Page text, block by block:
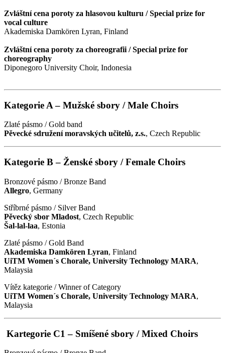
Zvláštní cena poroty za hlasovou kulturu / Special prize for
vocal culture
Akademiska Damkören Lyran, Finland
Zvláštní cena poroty za choreografii / Special prize for
choreography
Diponegoro University Choir, Indonesia
Kategorie A – Mužské sbory / Male Choirs
Zlaté pásmo / Gold band
Pěvecké sdružení moravských učitelů, z.s., Czech Republic
Kategorie B – Ženské sbory / Female Choirs
Bronzové pásmo / Bronze Band
Allegro, Germany
Stříbrné pásmo / Silver Band
Pěvecký sbor Mladost, Czech Republic
Šal-lal-laa, Estonia
Zlaté pásmo / Gold Band
Akademiska Damkören Lyran, Finland
UiTM Women´s Chorale, University Technology MARA,
Malaysia
Vítěz kategorie / Winner of Category
UiTM Women´s Chorale, University Technology MARA,
Malaysia
Kartegorie C1 – Smíšené sbory / Mixed Choirs